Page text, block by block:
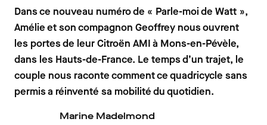
Dans ce nouveau numéro de « Parle-moi de Watt »,
Amélie et son compagnon Geoffrey nous ouvrent
les portes de leur Citroën AMI à Mons-en-Pévèle,
dans les Hauts-de-France. Le temps d’un trajet, le
couple nous raconte comment ce quadricycle sans
permis a réinventé sa mobilité du quotidien.
Marine Madelmond